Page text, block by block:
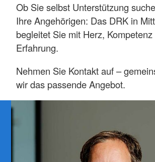
Ob Sie selbst Unterstützung
Ihre Angehörigen: Das DRK in
begleitet Sie mit Herz, Kompetenz
Erfahrung.
Nehmen Sie Kontakt auf –
wir das passende Angebot.